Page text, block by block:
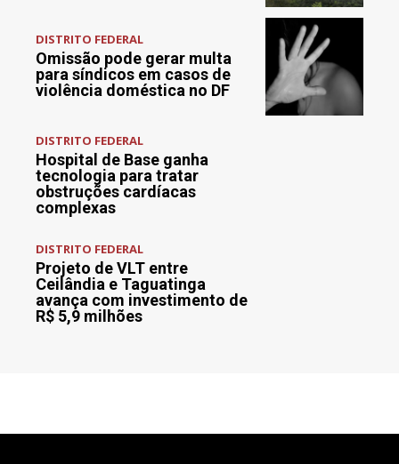
DISTRITO FEDERAL
Omissão pode gerar multa
para síndicos em casos de
violência doméstica no DF
DISTRITO FEDERAL
Hospital de Base ganha
tecnologia para tratar
obstruções cardíacas
complexas
DISTRITO FEDERAL
Projeto de VLT entre
Ceilândia e Taguatinga
avança com investimento de
R$ 5,9 milhões